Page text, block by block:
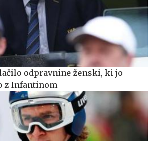
odpravnine ženski, ki jo
z Infantinom